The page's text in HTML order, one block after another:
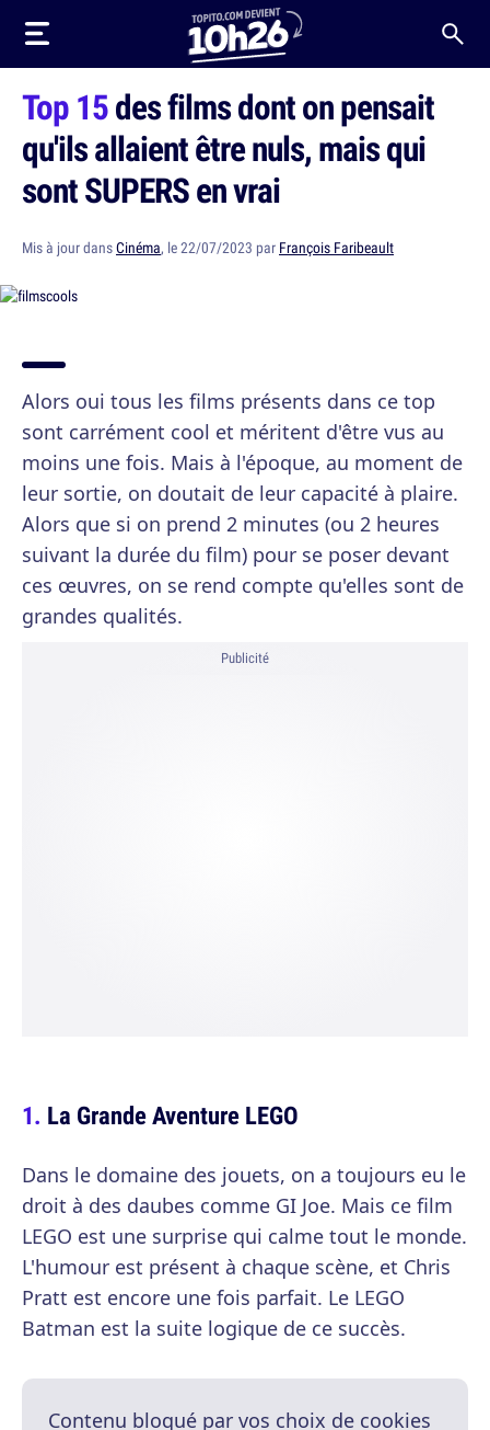
Top 15des films dont on pensait
qu'ils allaient être nuls, mais qui
sont SUPERS en vrai
Mis à jour dansCinéma, le 22/07/2023 par François Faribeault
Alors oui tous les films présents dans ce top
sont carrément cool et méritent d'être vus au
moins une fois. Mais à l'époque, au moment de
leur sortie, on doutait de leur capacité à plaire.
Alors que si on prend 2 minutes (ou 2 heures
suivant la durée du film) pour se poser devant
ces œuvres, on se rend compte qu'elles sont de
grandes qualités.
Publicité
La Grande Aventure LEGO
Dans le domaine des jouets, on a toujours eu le
droit à des daubes comme GI Joe. Mais ce film
LEGO est une surprise qui calme tout le monde.
L'humour est présent à chaque scène, et Chris
Pratt est encore une fois parfait. Le LEGO
Batman est la suite logique de ce succès.
Contenu bloqué par vos choix de cookies